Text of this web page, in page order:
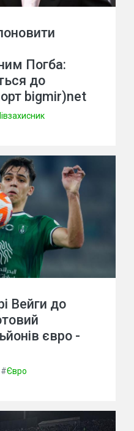
Погба:
до
bigmir)net
Вейги до
євро -
#Євро